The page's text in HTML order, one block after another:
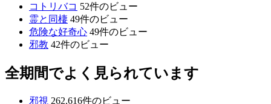
コトリバコ 52件のビュー
霊と同棲 49件のビュー
危険な好奇心 49件のビュー
邪教 42件のビュー
全期間でよく見られています
邪視 262,616件のビュー